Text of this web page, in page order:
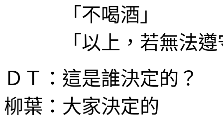
「不喝酒」
「以上，若無法遵守
ＤＴ：這是誰決定的？
柳葉：大家決定的